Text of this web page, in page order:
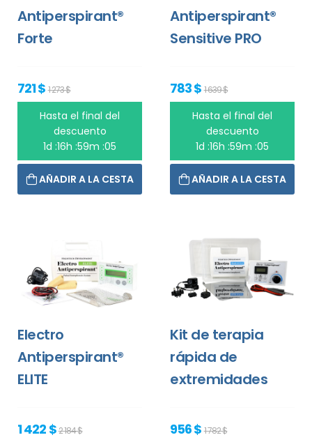
Antiperspirant®
Forte
721 $1 273 $
Hasta el final del
descuento
1d :16h :59m :05
AÑADIR A LA CESTA
Antiperspirant®
Sensitive PRO
783 $1 639 $
Hasta el final del
descuento
1d :16h :59m :05
AÑADIR A LA CESTA
Electro
Antiperspirant®
ELITE
1 422 $2 184 $
Kit de terapia
rápida de
extremidades
956 $1 782 $